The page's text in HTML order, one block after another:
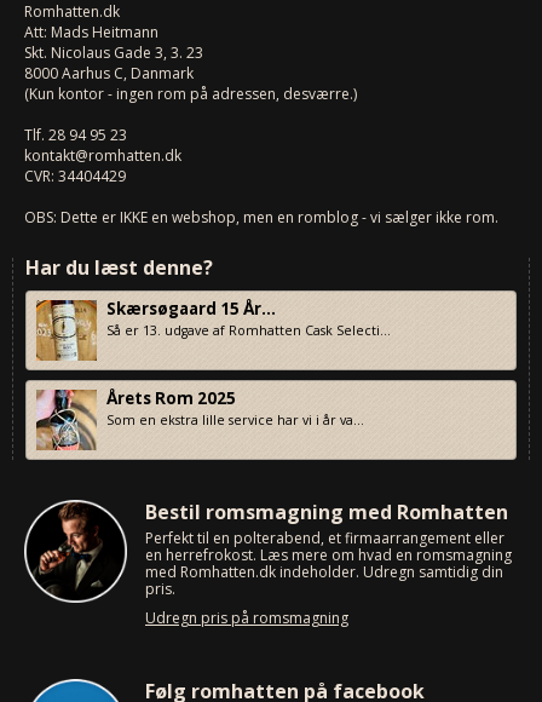
Romhatten.dk
Att: Mads Heitmann
Skt. Nicolaus Gade 3, 3. 23
8000Aarhus C, Danmark
(Kun kontor - ingen rom på adressen, desværre.)
Tlf. 28 94 95 23
kontakt@romhatten.dk
CVR: 34404429
OBS: Dette er IKKE en webshop, men en romblog - vi sælger ikke rom.
Har du læst denne?
Skærsøgaard 15 År...
Så er 13. udgave af Romhatten Cask Selecti...
Årets Rom 2025
Som en ekstra lille service har vi i år va...
Bestil romsmagning med Romhatten
Perfekt til en polterabend, et firmaarrangement eller
en herrefrokost. Læs mere om hvad en romsmagning
med Romhatten.dk indeholder. Udregn samtidig din
pris.
Udregn pris på romsmagning
Følg romhatten på facebook